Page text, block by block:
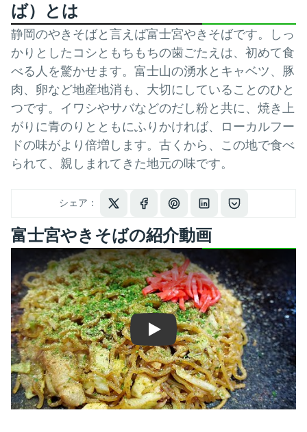
ば）とは
静岡のやきそばと言えば富士宮やきそばです。しっ
かりとしたコシともちもちの歯ごたえは、初めて食
べる人を驚かせます。富士山の湧水とキャベツ、豚
肉、卵など地産地消も、大切にしていることのひと
つです。イワシやサバなどのだし粉と共に、焼き上
がりに青のりとともにふりかければ、ローカルフー
ドの味がより倍増します。古くから、この地で食べ
られて、親しまれてきた地元の味です。
シェア：
富士宮やきそばの紹介動画
Play